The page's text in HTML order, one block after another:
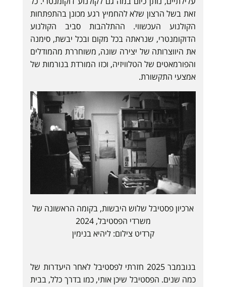
זאת בשל הרצון שלא להחמיץ רגע מכונן בהתפתחות
הקולנוע העכשווי. ההתלהבות סביב הקולנוע
הדוקומנטרי, שנראתה בכל מקום ובכל יבשת, סימנה
את היווצרותה של יצירה שונה, משוחררת מהמודלים
והפורמאטים של הטלוויזיה, וכזו המורדת בנורמות של
אמצעי התקשורת.
ארכיון פסטיבל שלוש היבשות, בקומה הראשונה של
משרדי הפסטיבל, 2024
קרדיט צילום: ליהיא בנימין
בנובמבר 2025 חזרתי לפסטיבל לאחר היעדרות של
כמה שנים. הפסטיבל שיכן אותי, כמו בדרך כלל, בבית